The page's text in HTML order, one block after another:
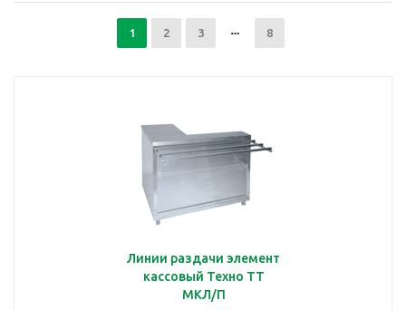
1 2 3 8
Линии раздачи элемент
кассовый Техно ТТ
МКЛ/П